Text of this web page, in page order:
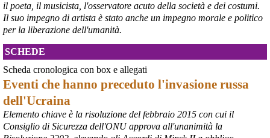
@peacelink - 6/8/2026 21:45
il poeta, il musicista, l'osservatore acuto della società e dei costumi.
Il suo impegno di artista è stato anche un impegno morale e politico
per la liberazione dell'umanità.
SCHEDE
Scheda cronologica con box e allegati
Eventi che hanno preceduto l'invasione russa
dell'Ucraina
Elemento chiave è la risoluzione del febbraio 2015 con cui il
Consiglio di Sicurezza dell'ONU approva all'unanimità la